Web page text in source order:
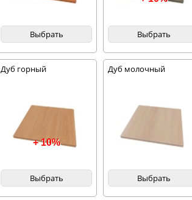
Выбрать Выбрать
Дуб горный
+ 10%
Выбрать
Дуб молочный
Выбрать